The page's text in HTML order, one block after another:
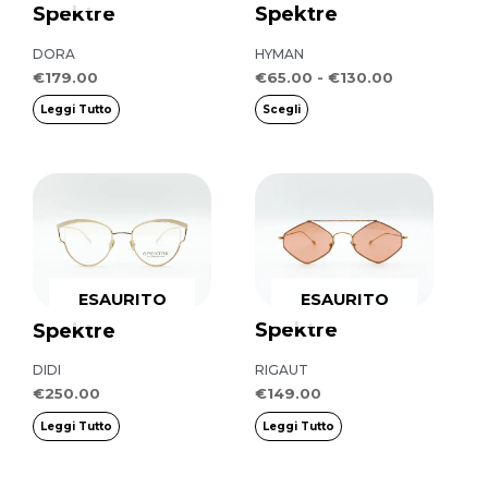
Spektre
DORA
€179.00
Leggi Tutto
Spektre
HYMAN
€65.00 - €130.00
Scegli
Le
opzioni
possono
essere
prodotto
Spektre
ESAURITO
DIDI
€250.00
Leggi Tutto
Spektre
ESAURITO
RIGAUT
€149.00
Leggi Tutto